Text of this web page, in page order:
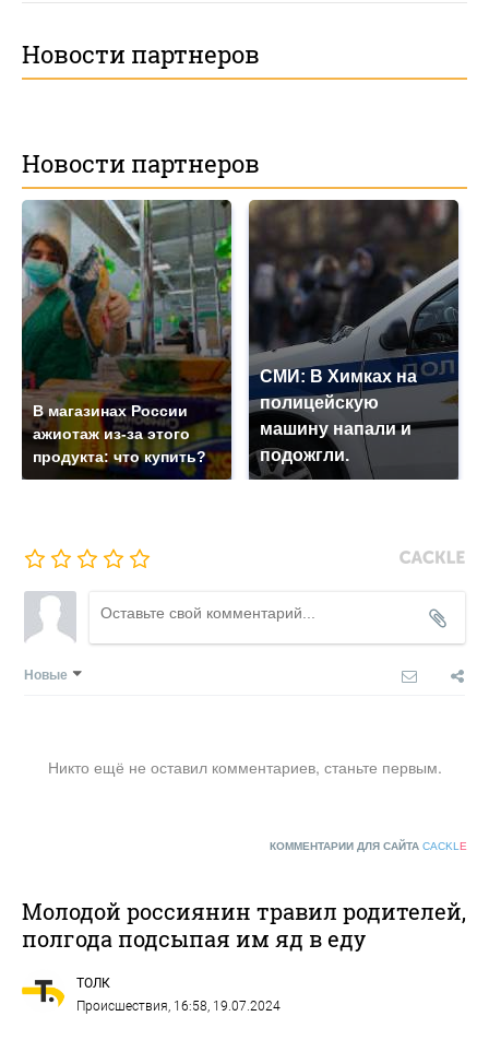
Новости партнеров
Новости партнеров
В магазинах России
ажиотаж из-за этого
продукта: что купить?
СМИ: В Химках на
полицейскую
машину напали и
подожгли.
Новые
Никто ещё не оставил комментариев, станьте первым.
КОММЕНТАРИИ ДЛЯ САЙТА CACKL E
Молодой россиянин травил родителей,
полгода подсыпая им яд в еду
ТОЛК
Происшествия, 16:58, 19.07.2024